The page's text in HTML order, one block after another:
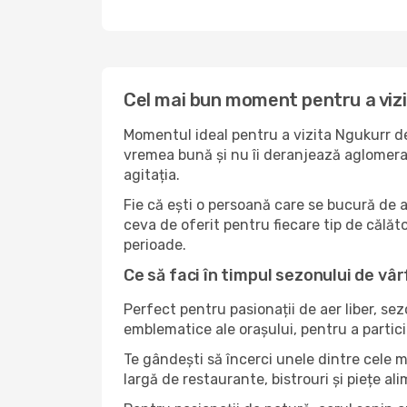
Cel mai bun moment pentru a
Momentul ideal pentru a vizita Ngukurr
vremea bună și nu îi deranjează
agitația.
Fie că ești o persoană care se bucură
ceva de oferit pentru fiecare tip de
perioade.
Ce să faci în timpul sezonului de
Perfect pentru pasionații de aer liber,
emblematice ale orașului, pentru a
Te gândești să încerci unele dintre cele
largă de restaurante, bistrouri și piețe